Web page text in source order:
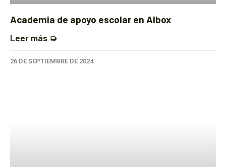
Academia de apoyo escolar en Albox
Leer más ➭
26 DE SEPTIEMBRE DE 2024